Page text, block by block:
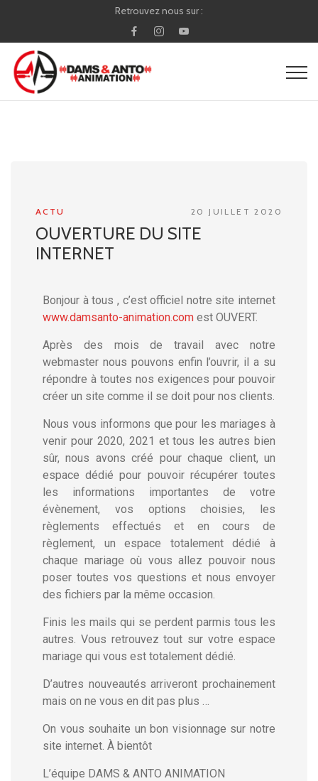
Retrouvez nous sur :
ACTU 20 JUILLET 2020
OUVERTURE DU SITE
INTERNET
Bonjour à tous , c’est officiel notre site internet
www.damsanto-animation.com est OUVERT.
Après des mois de travail avec notre
webmaster nous pouvons enfin l’ouvrir, il a su
répondre à toutes nos exigences pour pouvoir
créer un site comme il se doit pour nos clients.
Nous vous informons que pour les mariages à
venir pour 2020, 2021 et tous les autres bien
sûr, nous avons créé pour chaque client, un
espace dédié pour pouvoir récupérer toutes
les informations importantes de votre
évènement, vos options choisies, les
règlements effectués et en cours de
règlement, un espace totalement dédié à
chaque mariage où vous allez pouvoir nous
poser toutes vos questions et nous envoyer
des fichiers par la même occasion.
Finis les mails qui se perdent parmis tous les
autres. Vous retrouvez tout sur votre espace
mariage qui vous est totalement dédié.
D’autres nouveautés arriveront prochainement
mais on ne vous en dit pas plus …
On vous souhaite un bon visionnage sur notre
site internet. À bientôt
L’équipe DAMS & ANTO ANIMATION